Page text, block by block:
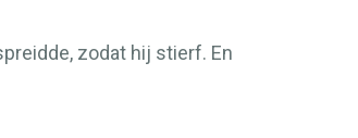
zodat hij stierf. En